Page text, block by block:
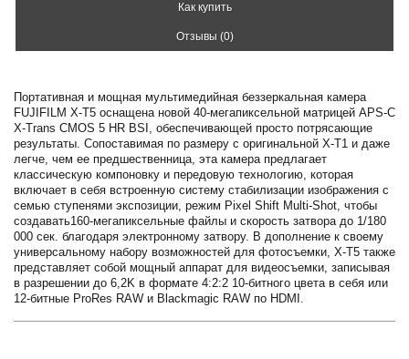
Как купить
Отзывы (0)
Портативная и мощная мультимедийная беззеркальная камера
FUJIFILM X-T5 оснащена новой 40-мегапиксельной матрицей APS-C
X-Trans CMOS 5 HR BSI, обеспечивающей просто потрясающие
результаты. Сопоставимая по размеру с оригинальной X-T1 и даже
легче, чем ее предшественница, эта камера предлагает
классическую компоновку и передовую технологию, которая
включает в себя встроенную систему стабилизации изображения с
семью ступенями экспозиции, режим Pixel Shift Multi-Shot, чтобы
создавать160-мегапиксельные файлы и скорость затвора до 1/180
000 сек. благодаря электронному затвору. В дополнение к своему
универсальному набору возможностей для фотосъемки, X-T5 также
представляет собой мощный аппарат для видеосъемки, записывая
в разрешении до 6,2K в формате 4:2:2 10-битного цвета в себя или
12-битные ProRes RAW и Blackmagic RAW по HDMI.